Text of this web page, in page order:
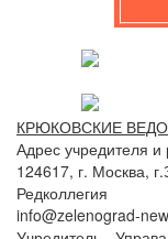
КРЮКОВСКИЕ
Адрес учредителя и
124617, г. Москва,
Редколлегия
info@zelenograd-